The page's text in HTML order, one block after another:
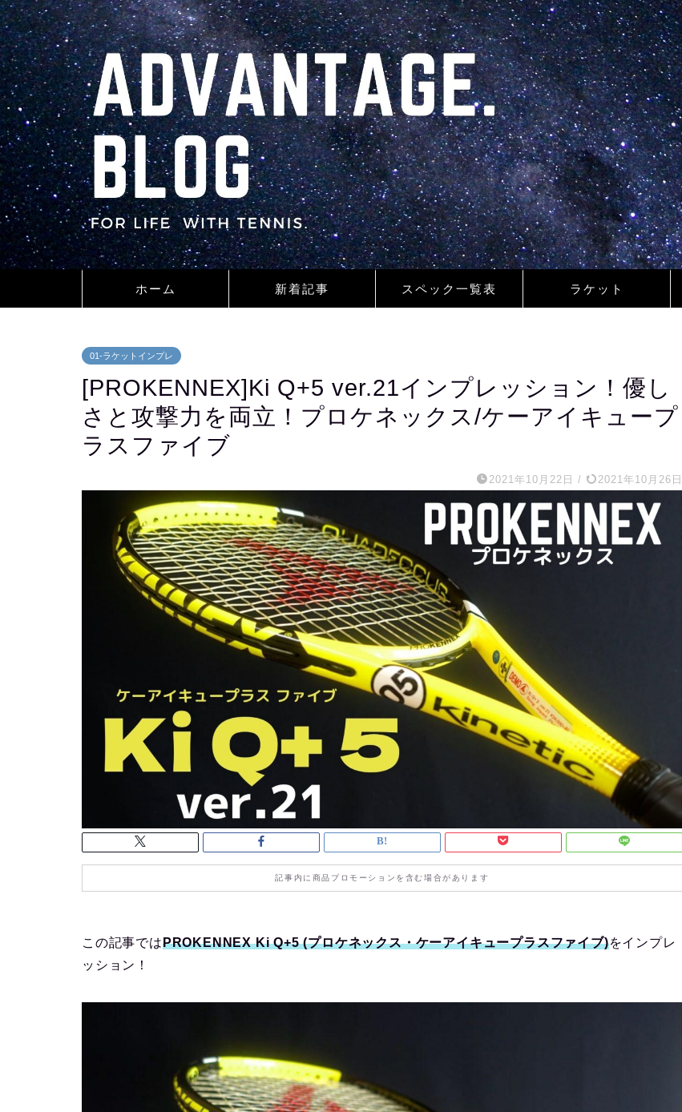
ホーム 新着記事 スペック一覧表 ラケット
01-ラケットインプレ
[PROKENNEX]Ki Q+5 ver.21インプレッション！優し
さと攻撃力を両立！プロケネックス/ケーアイキュープ
ラスファイブ
2021年10月22日 / 2021年10月26日
記事内に商品プロモーションを含む場合があります
この記事ではPROKENNEX Ki Q+5 (プロケネックス・ケーアイキュープラスファイブ)をインプレ
ッション！